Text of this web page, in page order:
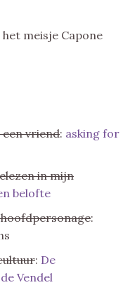
meisje Capone
vriend: asking for
in mijn
belofte
hoofdpersonage:
: De
Vendel